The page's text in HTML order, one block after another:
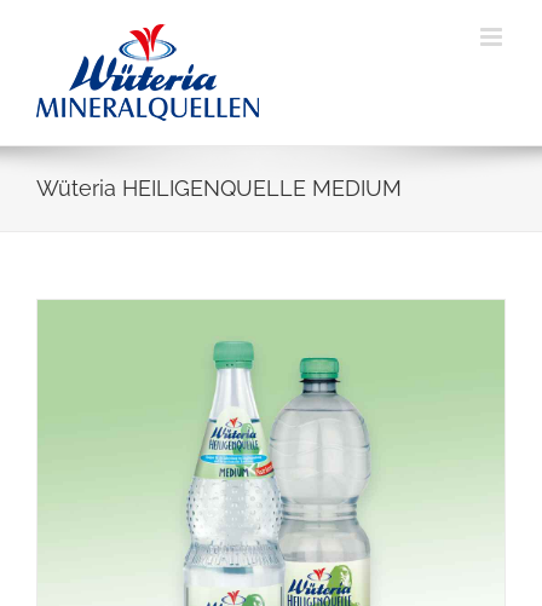
Wüteria HEILIGENQUELLE MEDIUM